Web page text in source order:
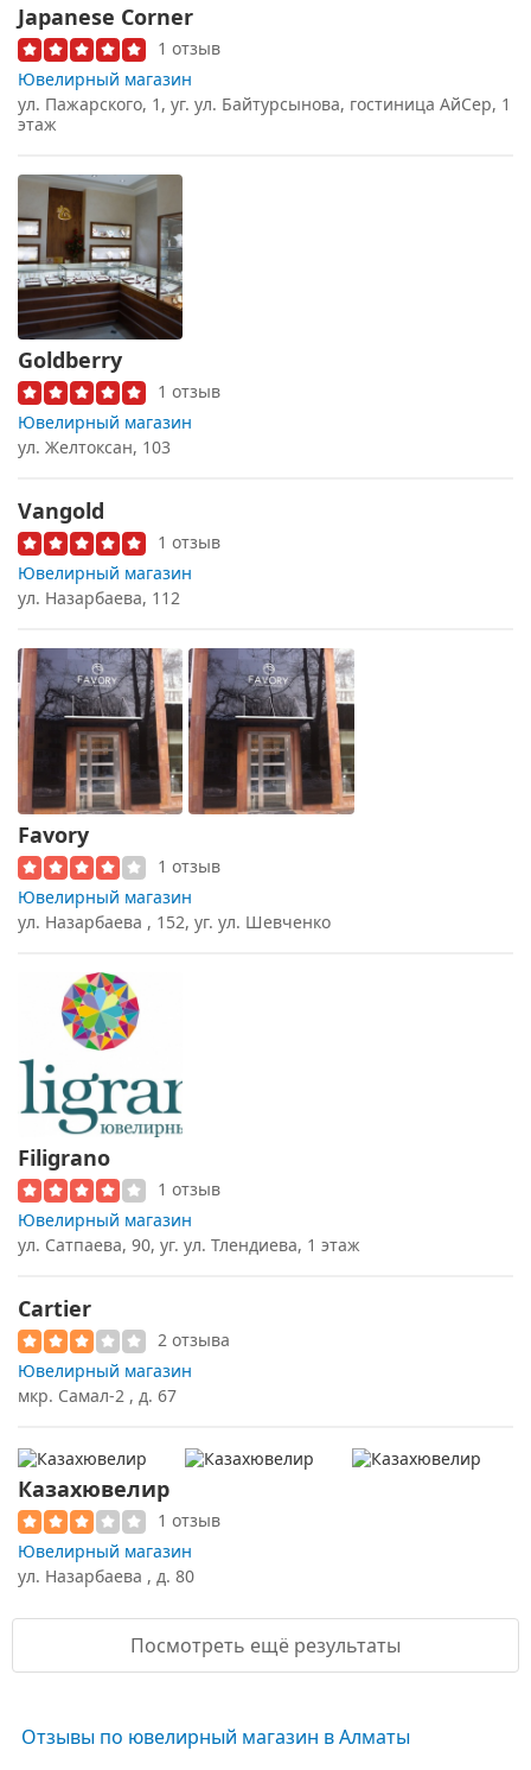
Japanese Corner
1 отзыв
Ювелирный магазин
ул. Пажарского, 1, уг. ул. Байтурсынова, гостиница АйСер, 1
этаж
Goldberry
1 отзыв
Ювелирный магазин
ул. Желтоксан, 103
Vangold
1 отзыв
Ювелирный магазин
ул. Назарбаева, 112
Favory
1 отзыв
Ювелирный магазин
ул. Назарбаева , 152, уг. ул. Шевченко
Filigrano
1 отзыв
Ювелирный магазин
ул. Сатпаева, 90, уг. ул. Тлендиева, 1 этаж
Cartier
2 отзыва
Ювелирный магазин
мкр. Самал-2 , д. 67
Казахювелир
1 отзыв
Ювелирный магазин
ул. Назарбаева , д. 80
Посмотреть ещё результаты
Отзывы по ювелирный магазин в Алматы